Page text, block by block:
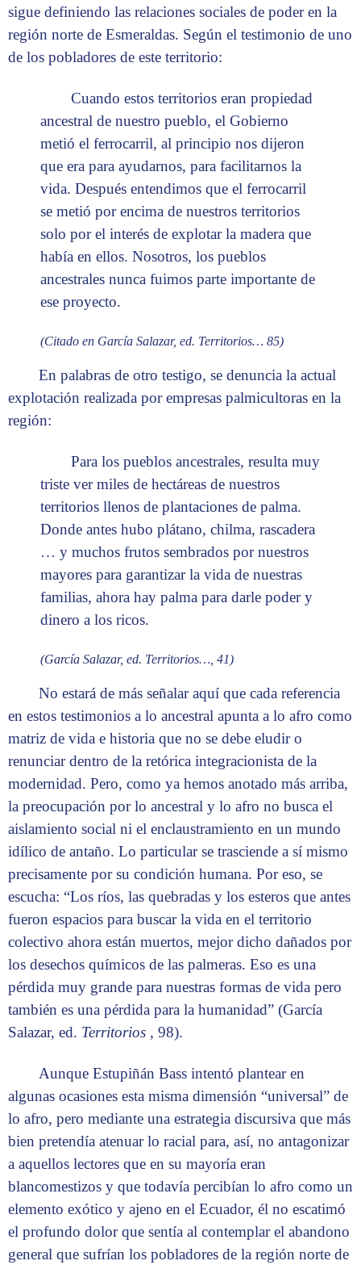
sigue definiendo las relaciones sociales de poder en la
región norte de Esmeraldas. Según el testimonio de uno
de los pobladores de este territorio:
Cuando estos territorios eran propiedad
ancestral de nuestro pueblo, el Gobierno
metió el ferrocarril, al principio nos dijeron
que era para ayudarnos, para facilitarnos la
vida. Después entendimos que el ferrocarril
se metió por encima de nuestros territorios
solo por el interés de explotar la madera que
había en ellos. Nosotros, los pueblos
ancestrales nunca fuimos parte importante de
ese proyecto.
(Citado en García Salazar, ed. Territorios… 85)
En palabras de otro testigo, se denuncia la actual
explotación realizada por empresas palmicultoras en la
región:
Para los pueblos ancestrales, resulta muy
triste ver miles de hectáreas de nuestros
territorios llenos de plantaciones de palma.
Donde antes hubo plátano, chilma, rascadera
… y muchos frutos sembrados por nuestros
mayores para garantizar la vida de nuestras
familias, ahora hay palma para darle poder y
dinero a los ricos.
(García Salazar, ed. Territorios…, 41)
No estará de más señalar aquí que cada referencia
en estos testimonios a lo ancestral apunta a lo afro como
matriz de vida e historia que no se debe eludir o
renunciar dentro de la retórica integracionista de la
modernidad. Pero, como ya hemos anotado más arriba,
la preocupación por lo ancestral y lo afro no busca el
aislamiento social ni el enclaustramiento en un mundo
idílico de antaño. Lo particular se trasciende a sí mismo
precisamente por su condición humana. Por eso, se
escucha: “Los ríos, las quebradas y los esteros que antes
fueron espacios para buscar la vida en el territorio
colectivo ahora están muertos, mejor dicho dañados por
los desechos químicos de las palmeras. Eso es una
pérdida muy grande para nuestras formas de vida pero
también es una pérdida para la humanidad” (García
Salazar, ed. Territorios , 98).
Aunque Estupiñán Bass intentó plantear en
algunas ocasiones esta misma dimensión “universal” de
lo afro, pero mediante una estrategia discursiva que más
bien pretendía atenuar lo racial para, así, no antagonizar
a aquellos lectores que en su mayoría eran
blancomestizos y que todavía percibían lo afro como un
elemento exótico y ajeno en el Ecuador, él no escatimó
el profundo dolor que sentía al contemplar el abandono
general que sufrían los pobladores de la región norte de